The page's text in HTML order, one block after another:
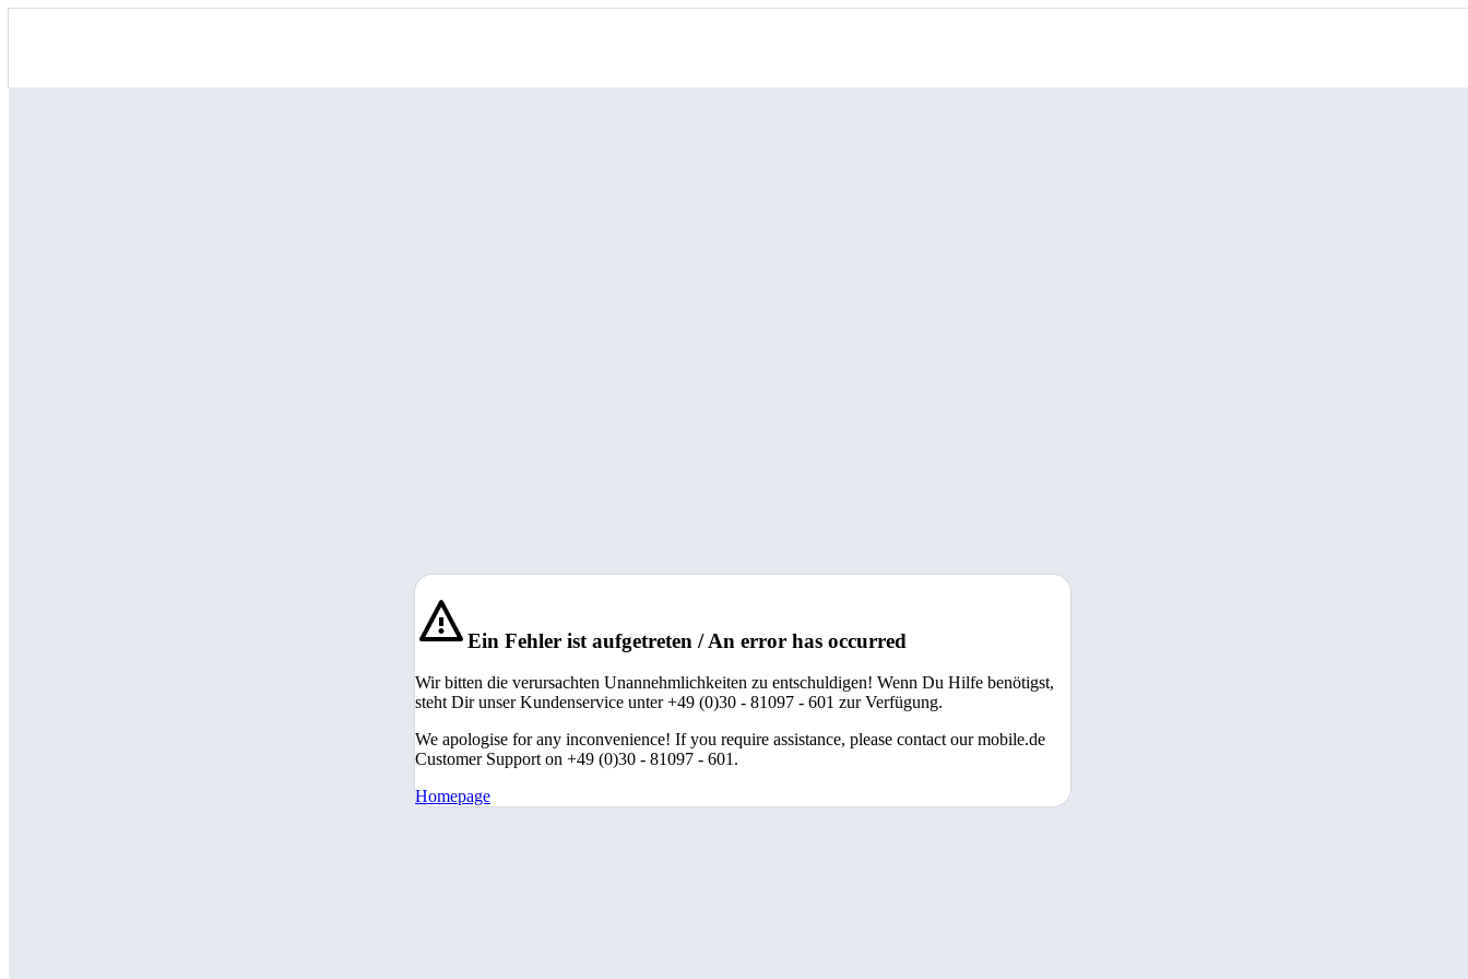
Ein Fehler ist aufgetreten / An error has occurred
Wir bitten die verursachten Unannehmlichkeiten zu entschuldigen! Wenn Du Hilfe benötigst,
steht Dir unser Kundenservice unter +49 (0)30 - 81097 - 601 zur Verfügung.
We apologise for any inconvenience! If you require assistance, please contact our mobile.de
Customer Support on +49 (0)30 - 81097 - 601.
Homepage